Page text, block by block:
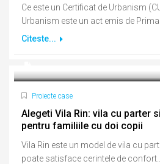
Ce este un Certificat de Urbanism
Urbanism este un act emis de
Citeste...
Proiecte case
Alegeti Vila Rin: vila cu parter
pentru familiile cu doi copii
Vila Rin este un model de vila cu
poate satisface cerintele de confort...